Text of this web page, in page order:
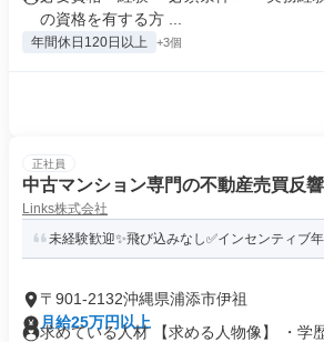
の資格を有する方 ...
年間休日120日以上 +3個
正社員
中古マンション専門の不動産売買反
Links株式会社
未経験歓迎✨飛び込みなし✅インセンティブ
〒901-2132沖縄県浦添市伊祖
月給25万円以上
求めている人材 【求める人物像】 ・学